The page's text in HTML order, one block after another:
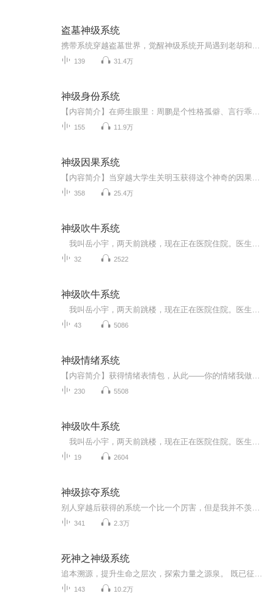
盗墓神级系统
139 31.4万
神级身份系统
155 11.9万
神级因果系统
358 25.4万
神级吹牛系统
32 2522
神级吹牛系统
43 5086
神级情绪系统
230 5508
神级吹牛系统
19 2604
神级掠夺系统
341 2.3万
死神之神级系统
143 10.2万